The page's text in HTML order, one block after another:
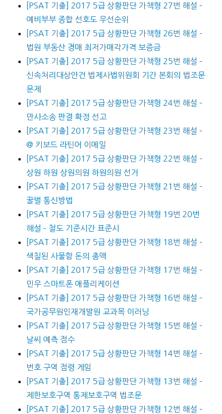
[PSAT 기출] 2017 5급 상황판단 가책형 27번 해설 –
예비부부 종합 선호도 우선순위
[PSAT 기출] 2017 5급 상황판단 가책형 26번 해설 –
법원 부동산 경매 최저가매각가격 보증금
[PSAT 기출] 2017 5급 상황판단 가책형 25번 해설 –
신속처리대상안건 법제사법위원회 기간 본회의 법조문
문제
[PSAT 기출] 2017 5급 상황판단 가책형 24번 해설 –
만사소송 판결 확정 선고
[PSAT 기출] 2017 5급 상황판단 가책형 23번 해설 –
@ 키보드 라틴어 이메일
[PSAT 기출] 2017 5급 상황판단 가책형 22번 해설 –
상원 하원 상원의원 하원의원 선거
[PSAT 기출] 2017 5급 상황판단 가책형 21번 해설 –
꿀벌 통신방법
[PSAT 기출] 2017 5급 상황판단 가책형 19번 20번
해설 – 철도 기준시간 표준시
[PSAT 기출] 2017 5급 상황판단 가책형 18번 해설 –
색칠된 사물함 돈의 총액
[PSAT 기출] 2017 5급 상황판단 가책형 17번 해설 –
민우 스마트폰 애플리케이션
[PSAT 기출] 2017 5급 상황판단 가책형 16번 해설 –
국가공무원인재개발원 교과목 이러닝
[PSAT 기출] 2017 5급 상황판단 가책형 15번 해설 –
날씨 예측 점수
[PSAT 기출] 2017 5급 상황판단 가책형 14번 해설 –
번호 구역 점령 게임
[PSAT 기출] 2017 5급 상황판단 가책형 13번 해설 –
제한보호구역 통제보호구역 법조문
[PSAT 기출] 2017 5급 상황판단 가책형 12번 해설 –